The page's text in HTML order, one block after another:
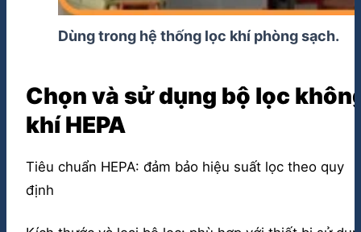
Dùng trong hệ thống lọc khí phòng sạch.
Chọn và sử dụng bộ lọc
khí HEPA
Tiêu chuẩn HEPA: đảm bảo hiệu suất lọc theo quy
định